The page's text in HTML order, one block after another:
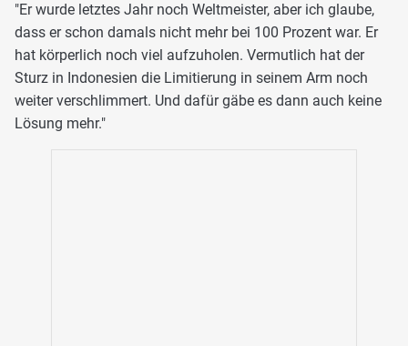
"Er wurde letztes Jahr noch Weltmeister, aber ich glaube,
dass er schon damals nicht mehr bei 100 Prozent war. Er
hat körperlich noch viel aufzuholen. Vermutlich hat der
Sturz in Indonesien die Limitierung in seinem Arm noch
weiter verschlimmert. Und dafür gäbe es dann auch keine
Lösung mehr."